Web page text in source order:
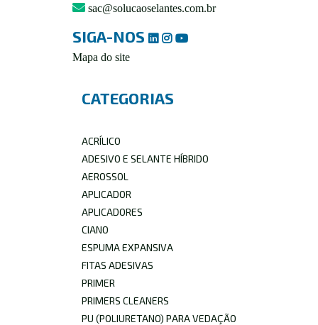
sac@solucaoselantes.com.br
SIGA-NOS
Mapa do site
CATEGORIAS
ACRÍLICO
ADESIVO E SELANTE HÍBRIDO
AEROSSOL
APLICADOR
APLICADORES
CIANO
ESPUMA EXPANSIVA
FITAS ADESIVAS
PRIMER
PRIMERS CLEANERS
PU (POLIURETANO) PARA VEDAÇÃO